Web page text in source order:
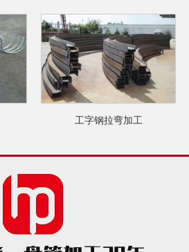
工字钢拉弯加工